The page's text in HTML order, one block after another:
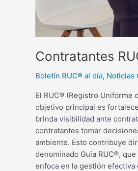
Contratantes
Boletín RUC® al día, Noticias
El RUC® (Registro Uniforme
objetivo principal es
brinda visibilidad ante
contratantes tomar
ambiente. Esto contribuye
denominado Guía RUC®,
enfoca en la gestión